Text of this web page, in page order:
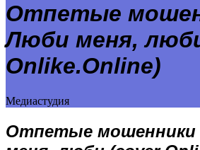
Отпетые
Люби меня,
Onlike.Online)
Медиастудия
Отпетые мошенники